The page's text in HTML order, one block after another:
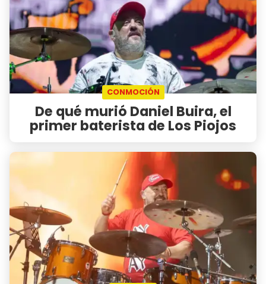
CONMOCIÓN
De qué murió Daniel Buira, el
primer baterista de Los Piojos